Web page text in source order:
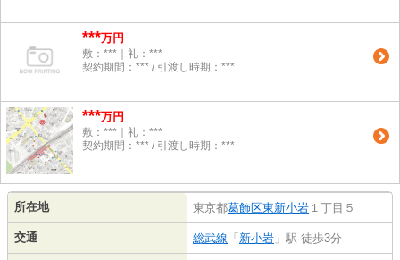
***万円
敷：***｜礼：***
契約期間：*** / 引渡し時期：***
***万円
敷：***｜礼：***
契約期間：*** / 引渡し時期：***
所在地 東京都葛飾区東新小岩 １丁目５
交通 総武線 「 新小岩 」駅 徒歩3分